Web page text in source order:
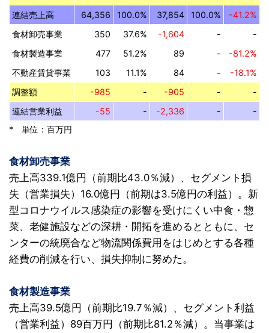
連結売上高
64,356 100.0% 37,854 100.0%
-41.2%
食材卸売事業
350 37.6% -1,604 -
-
食材製造事業
477 51.2% 89 -
-81.2%
不動産賃貸事業
103 11.1% 84 -
-18.1%
調整額
-985 - -905 -
-
連結営業利益
-55 - -2,336 -
-
* 単位：百万円
食材卸売事業
売上高339.1億円（前期比43.0％減）、セグメント損
失（営業損失）16.0億円（前期は3.5億円の利益）。新
型コロナウイルス感染症の影響を受けにくい中食・惣
菜、老健施設などの深耕・開拓を進めるとともに、セ
ンターの統廃合など物流関係費用をはじめとする各種
経費の削減を行い、損失抑制に努めた。
食材製造事業
売上高39.5億円（前期比19.7％減）、セグメント利益
（営業利益）89百万円（前期比81.2％減）。当事業は